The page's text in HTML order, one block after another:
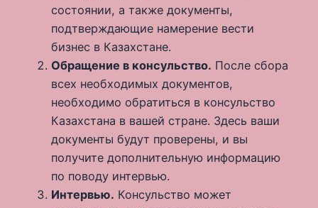
состоянии, а также документы,
подтверждающие намерение вести
бизнес в Казахстане.
Обращение в консульство. После сбора
всех необходимых документов,
необходимо обратиться в консульство
Казахстана в вашей стране. Здесь ваши
документы будут проверены, и вы
получите дополнительную информацию
по поводу интервью.
Интервью. Консульство может